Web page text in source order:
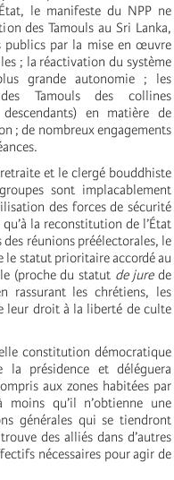
le manifeste du NPP ne
des Tamouls au Sri Lanka,
publics par la mise en œuvre
; la réactivation du système
grande autonomie ; les
des Tamouls des collines
en matière de
; de nombreux engagements
et le clergé bouddhiste
sont implacablement
des forces de sécurité
la reconstitution de l’État
réunions préélectorales, le
le statut prioritaire accordé au
(proche du statut de jurede
rassurant les chrétiens, les
leur droit à la liberté de culte
constitution démocratique
présidence et déléguera
aux zones habitées par
qu’il n’obtienne une
générales qui se tiendront
des alliés dans d’autres
nécessaires pour agir de